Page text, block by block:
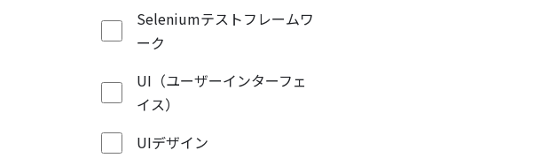
Seleniumテストフレームワ
ーク
UI（ユーザーインターフェ
イス）
UIデザイン